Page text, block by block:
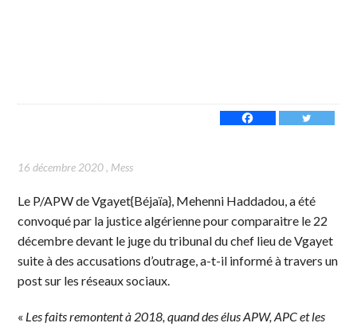
16 décembre 2020, Mess
Le P/APW de Vgayet{Béjaïa}, Mehenni Haddadou, a été
convoqué par la justice algérienne pour comparaitre le 22
décembre devant le juge du tribunal du chef lieu de Vgayet
suite à des accusations d’outrage, a-t-il informé à travers un
post sur les réseaux sociaux.
« Les faits remontent à 2018, quand des élus APW, APC et les